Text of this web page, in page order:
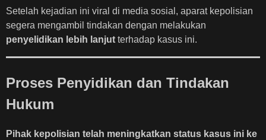
Setelah kejadian ini viral di media sosial, aparat kepolisian
segera mengambil tindakan dengan melakukan
penyelidikan lebih lanjut terhadap kasus ini.
Proses Penyidikan dan Tindakan
Hukum
Pihak kepolisian telah meningkatkan status kasus ini ke